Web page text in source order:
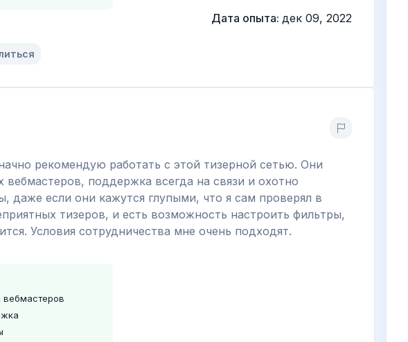
Дата опыта: дек 09, 2022
рекомендую работать с этой тизерной сетью. Они
вебмастеров, поддержка всегда на связи и охотно
даже если они кажутся глупыми, что я сам проверял в
тизеров, и есть возможность настроить фильтры,
Условия сотрудничества мне очень подходят.
вебмастеров